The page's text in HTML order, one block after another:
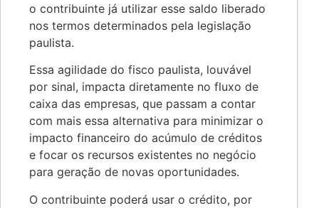
o contribuinte já utilizar esse saldo liberado
nos termos determinados pela legislação
paulista.
Essa agilidade do fisco paulista, louvável
por sinal, impacta diretamente no fluxo de
caixa das empresas, que passam a contar
com mais essa alternativa para minimizar o
impacto financeiro do acúmulo de créditos
e focar os recursos existentes no negócio
para geração de novas oportunidades.
O contribuinte poderá usar o crédito, por